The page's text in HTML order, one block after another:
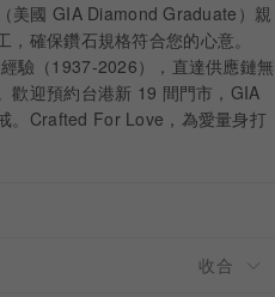
美國 GIA Diamond Graduate）親
確保鑽石規格符合您的心意。
驗（1937-2026），直達供應鏈無
歡迎預約台港新 19 間門市，GIA
。Crafted For Love，為愛量身打